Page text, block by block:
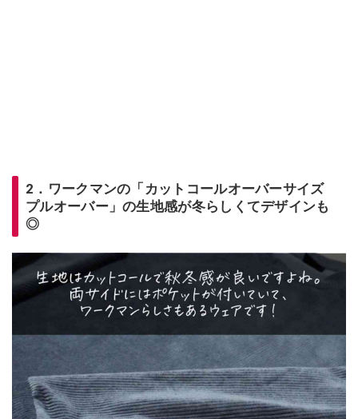
2．ワークマンの「カットコールオーバーサイズ
プルオーバー」の生地感が冬らしくてデザインも
◎